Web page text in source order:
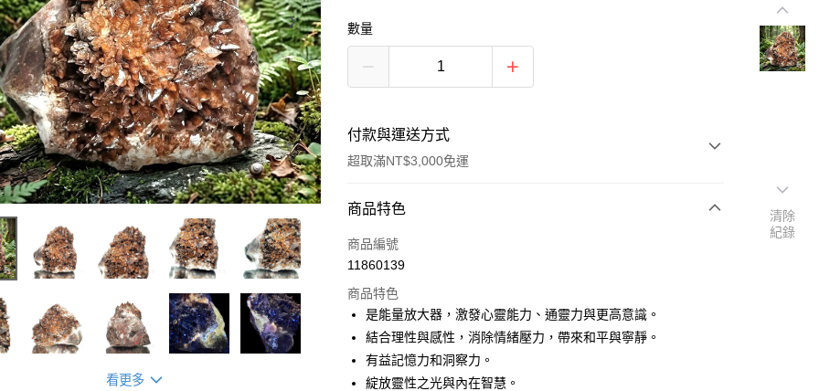
看更多
數量
付款與運送方式
超取滿NT$3,000免運
付款方式
信用卡一次付款
LINE Pay
Apple Pay
街口支付
商品特色
商品編號
11860139
商品特色
是能量放大器，激發心靈能力、通靈力與更高意識。
結合理性與感性，消除情緒壓力，帶來和平與寧靜。
有益記憶力和洞察力。
綻放靈性之光與內在智慧。
清除
紀錄